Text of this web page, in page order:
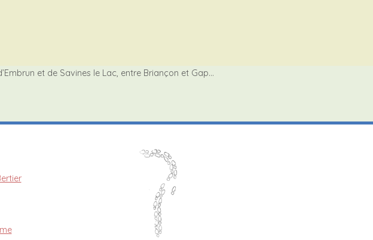
et de Savines le Lac, entre Briançon et Gap…